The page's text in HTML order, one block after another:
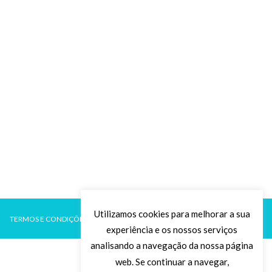
TERMOS E CONDIÇÕES POLÍTICA DE PRIVACIDADE
Utilizamos cookies para melhorar a sua
experiência e os nossos serviços
analisando a navegação da nossa página
web. Se continuar a navegar,